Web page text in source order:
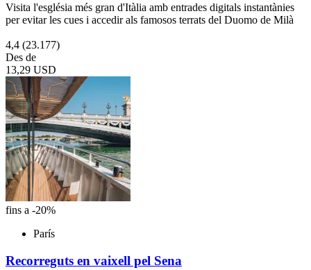
Visita l'església més gran d'Itàlia amb entrades digitals instantànies
per evitar les cues i accedir als famosos terrats del Duomo de Milà
4,4 (23.177)
Des de
13,29 USD
fins a -20%
París
Recorreguts en vaixell pel Sena